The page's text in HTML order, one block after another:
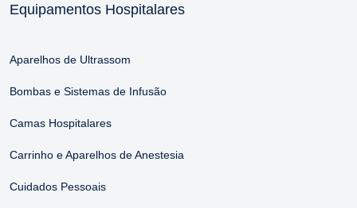
Equipamentos Hospitalares
Aparelhos de Ultrassom
Bombas e Sistemas de Infusão
Camas Hospitalares
Carrinho e Aparelhos de Anestesia
Cuidados Pessoais